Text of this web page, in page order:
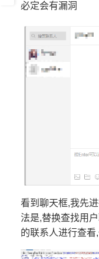
必定会有漏洞
看到聊天框,我先
法是,替换查找用
的联系人进行查